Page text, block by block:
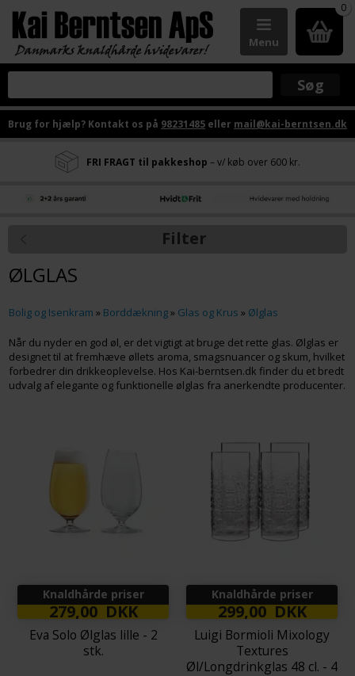
0
Menu
Brug for hjælp? Kontakt os på 98231485 eller mail@kai-berntsen.dk
FRI FRAGT til pakkeshop – v/ køb over 600 kr.
Filter
ØLGLAS
Bolig og Isenkram » Borddækning» Glas og Krus » Ølglas
Når du nyder en god øl, er det vigtigt at bruge det rette glas. Ølglas er
designet til at fremhæve øllets aroma, smagsnuancer og skum, hvilket
forbedrer din drikkeoplevelse. Hos Kai-berntsen.dk finder du et bredt
udvalg af elegante og funktionelle ølglas fra anerkendte producenter.
Knaldhårde priser
279,00 DKK
Eva Solo Ølglas lille - 2
stk.
Knaldhårde priser
299,00 DKK
Luigi Bormioli Mixology
Textures
Øl/Longdrinkglas 48 cl. - 4